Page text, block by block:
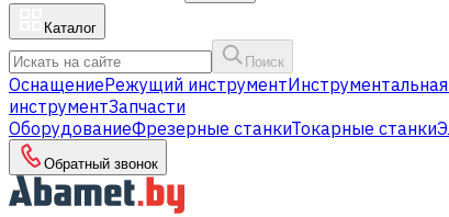
Каталог
Поиск
ОснащениеРежущий инструмент
инструментЗапчасти
ОборудованиеФрезерные станкиТокарные станки
Обратный звонок